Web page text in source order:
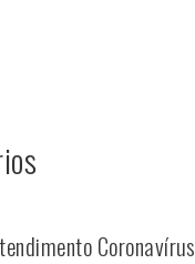
Coronavírus